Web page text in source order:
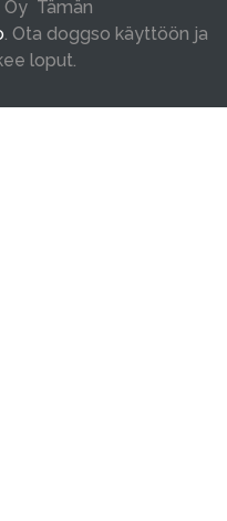
Tämän
. Ota doggso käyttöön ja
loput.